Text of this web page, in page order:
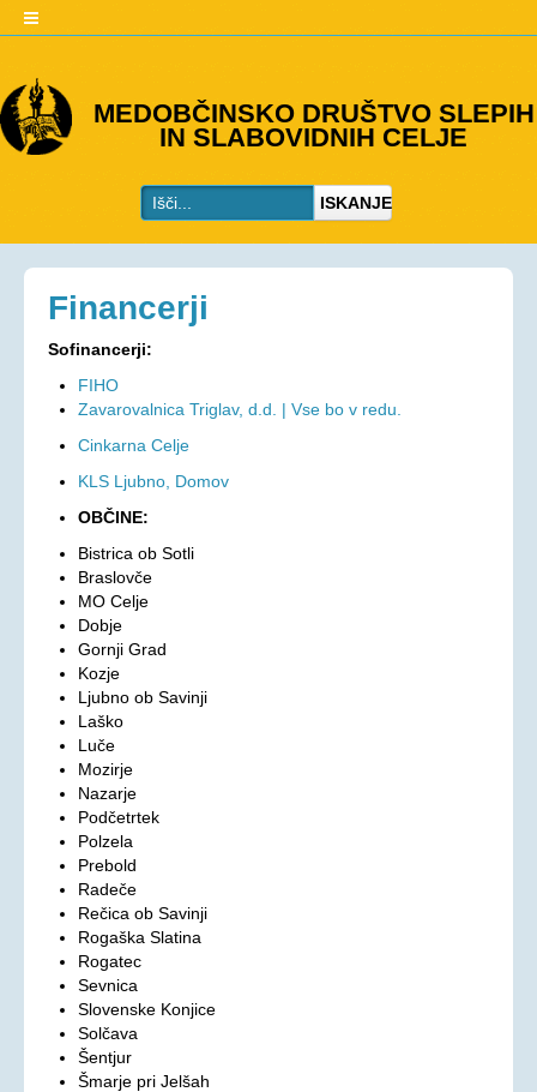
MEDOBČINSKO DRUŠTVO SLEPIH
IN SLABOVIDNIH CELJE
ISKANJE
O DRUŠTVU
Predstavitev
Organi društva
Ohranjevanje zdravja
Bivalna skupnost
Osebna asistenca
AKTIVNOSTI
Aktualno
KORONAVIRUS - INFORMACIJE
Prispevki
Financerji
Arhiv
PRAVICE IN UGODNOSTI
Zakoni in pravilniki
Ugodnosti s člansko izkaznico ZDSSS
Tehnični pripomočki
Mreža spremljevalcev
Dodatek za pomoč in postrežbo
Parkirna karta za invalide
Evropska kartica ugodnosti
Vozovnica za železniški promet
Financerji
Sofinancerji:
FIHO
Zavarovalnica Triglav, d.d. | Vse bo v redu.
Cinkarna Celje
KLS Ljubno, Domov
OBČINE:
Bistrica ob Sotli
Braslovče
MO Celje
Dobje
Gornji Grad
Kozje
Ljubno ob Savinji
Laško
Luče
Mozirje
Nazarje
Podčetrtek
Polzela
Prebold
Radeče
Rečica ob Savinji
Rogaška Slatina
Rogatec
Sevnica
Slovenske Konjice
Solčava
Šentjur
Šmarje pri Jelšah